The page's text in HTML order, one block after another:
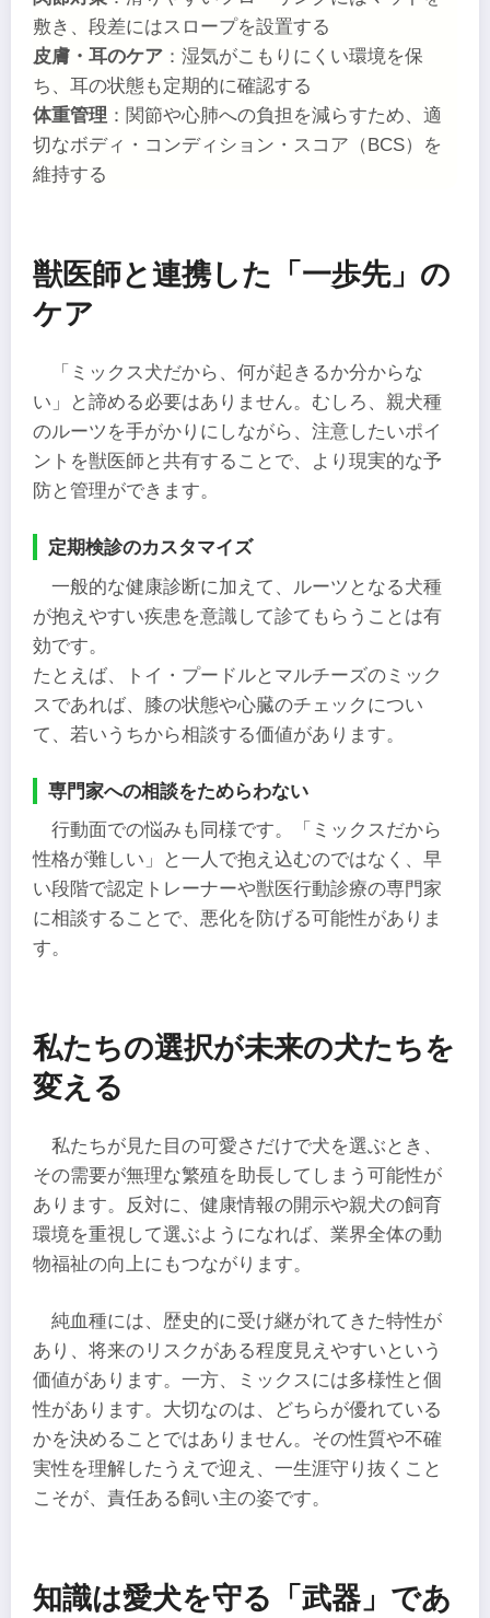
敷き、段差にはスロープを設置する
皮膚・耳のケア ：湿気がこもりにくい環境を保
ち、耳の状態も定期的に確認する
体重管理 ：関節や心肺への負担を減らすため、適
切なボディ・コンディション・スコア（BCS）を
維持する
獣医師と連携した「一歩先」の
ケア
「ミックス犬だから、何が起きるか分からな
い」と諦める必要はありません。むしろ、親犬種
のルーツを手がかりにしながら、注意したいポイ
ントを獣医師と共有することで、より現実的な予
防と管理ができます。
定期検診のカスタマイズ
一般的な健康診断に加えて、ルーツとなる犬種
が抱えやすい疾患を意識して診てもらうことは有
効です。
たとえば、トイ・プードルとマルチーズのミック
スであれば、膝の状態や心臓のチェックについ
て、若いうちから相談する価値があります。
専門家への相談をためらわない
行動面での悩みも同様です。「ミックスだから
性格が難しい」と一人で抱え込むのではなく、早
い段階で認定トレーナーや獣医行動診療の専門家
に相談することで、悪化を防げる可能性がありま
す。
私たちの選択が未来の犬たちを
変える
私たちが見た目の可愛さだけで犬を選ぶとき、
その需要が無理な繁殖を助長してしまう可能性が
あります。反対に、健康情報の開示や親犬の飼育
環境を重視して選ぶようになれば、業界全体の動
物福祉の向上にもつながります。
純血種には、歴史的に受け継がれてきた特性が
あり、将来のリスクがある程度見えやすいという
価値があります。一方、ミックスには多様性と個
性があります。大切なのは、どちらが優れている
かを決めることではありません。その性質や不確
実性を理解したうえで迎え、一生涯守り抜くこと
こそが、責任ある飼い主の姿です。
知識は愛犬を守る「武器」であ